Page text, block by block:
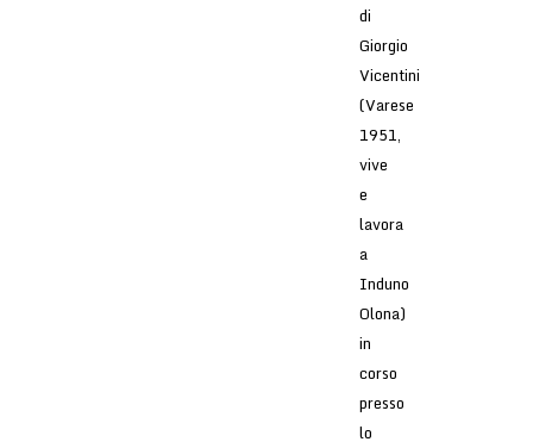
di
Giorgio
Vicentini
(Varese
1951,
vive
e
lavora
a
Induno
Olona)
in
corso
presso
lo